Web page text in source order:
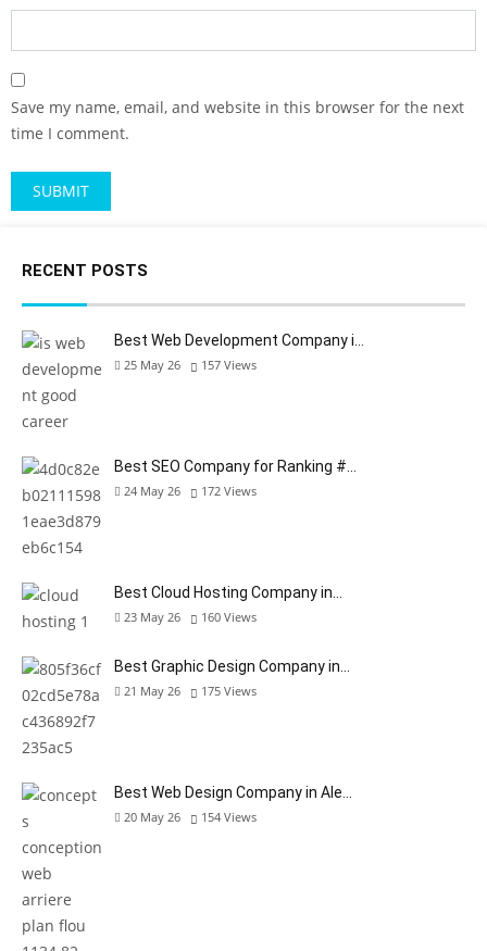
Save my name, email, and website in this browser for the next
time I comment.
RECENT POSTS
Best Web Development Company i…
25 May 26 157 Views
Best SEO Company for Ranking #…
24 May 26 172 Views
Best Cloud Hosting Company in…
23 May 26 160 Views
Best Graphic Design Company in…
21 May 26 175 Views
Best Web Design Company in Ale…
20 May 26 154 Views